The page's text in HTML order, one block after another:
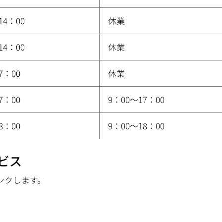
：00 休業
：00 休業
：00 休業
：00 9：00〜17：00
：00 9：00〜18：00
ス
します。